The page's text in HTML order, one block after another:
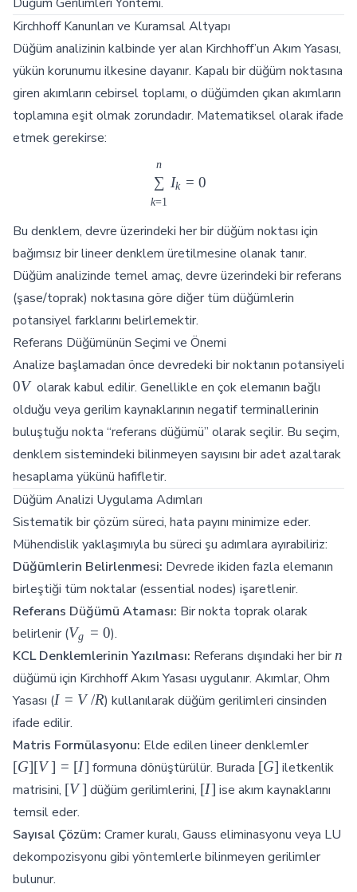
Kirchhoff Kanunları ve Kuramsal Altyapı
Düğüm analizinin kalbinde yer alan Kirchhoff’un Akım Yasası,
yükün korunumu ilkesine dayanır. Kapalı bir düğüm noktasına
giren akımların cebirsel toplamı, o düğümden çıkan akımların
toplamına eşit olmak zorundadır. Matematiksel olarak ifade
etmek gerekirse:
k=1
∑
n
Ik = 0
Bu denklem, devre üzerindeki her bir düğüm noktası için
bağımsız bir lineer denklem üretilmesine olanak tanır.
Düğüm analizinde temel amaç, devre üzerindeki bir referans
(şase/toprak) noktasına göre diğer tüm düğümlerin
potansiyel farklarını belirlemektir.
Referans Düğümünün Seçimi ve Önemi
Analize başlamadan önce devredeki bir noktanın potansiyeli
0V
0V olarak kabul edilir. Genellikle en çok elemanın bağlı
olduğu veya gerilim kaynaklarının negatif terminallerinin
buluştuğu nokta “referans düğümü” olarak seçilir. Bu seçim,
denklem sistemindeki bilinmeyen sayısını bir adet azaltarak
hesaplama yükünü hafifletir.
Düğüm Analizi Uygulama Adımları
Sistematik bir çözüm süreci, hata payını minimize eder.
Mühendislik yaklaşımıyla bu süreci şu adımlara ayırabiliriz:
Düğümlerin Belirlenmesi: Devrede ikiden fazla elemanın
birleştiği tüm noktalar (essential nodes) işaretlenir.
Referans Düğümü Ataması: Bir nokta toprak olarak
belirlenir (V_g
= 0
Vg = 0).
KCL Denklemlerinin Yazılması: Referans dışındaki her birn
n
düğümü için Kirchhoff Akım Yasası uygulanır. Akımlar, Ohm
Yasası (I =
V/R
I = V /R) kullanılarak düğüm gerilimleri cinsinden
ifade edilir.
Matris Formülasyonu: Elde edilen lineer denklemler[G]
[V]
[I]
[G][V ] = [I] formuna dönüştürülür. Burada [G]
[G] iletkenlik
matrisini, [V]
[V ] düğüm gerilimlerini, [I]
[I] ise akım kaynaklarını
temsil eder.
Sayısal Çözüm: Cramer kuralı, Gauss eliminasyonu veya LU
dekompozisyonu gibi yöntemlerle bilinmeyen gerilimler
bulunur.